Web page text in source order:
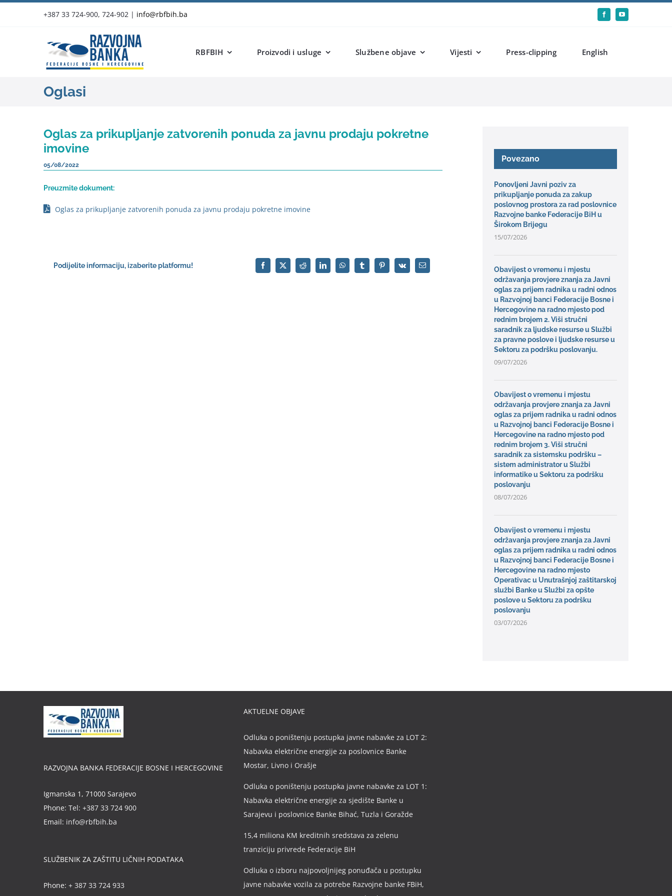
+387 33 724-900, 724-902 | info@rbfbih.ba
RBFBIH Proizvodi i usluge Službene objave Vijesti Press-clipping English
Oglasi
Oglas za prikupljanje zatvorenih ponuda za javnu prodaju pokretne
imovine
05/08/2022
Preuzmite dokument:
Oglas za prikupljanje zatvorenih ponuda za javnu prodaju pokretne imovine
Podijelite informaciju, izaberite platformu!
Povezano
Ponovljeni Javni poziv za
prikupljanje ponuda za zakup
poslovnog prostora za rad poslovnice
Razvojne banke Federacije BiH u
Širokom Brijegu
15/07/2026
Obavijest o vremenu i mjestu
održavanja provjere znanja za Javni
oglas za prijem radnika u radni odnos
u Razvojnoj banci Federacije Bosne i
Hercegovine na radno mjesto pod
rednim brojem 2. Viši stručni
saradnik za ljudske resurse u Službi
za pravne poslove i ljudske resurse u
Sektoru za podršku poslovanju.
09/07/2026
Obavijest o vremenu i mjestu
održavanja provjere znanja za Javni
oglas za prijem radnika u radni odnos
u Razvojnoj banci Federacije Bosne i
Hercegovine na radno mjesto pod
rednim brojem 3. Viši stručni
saradnik za sistemsku podršku –
sistem administrator u Službi
informatike u Sektoru za podršku
poslovanju
08/07/2026
Obavijest o vremenu i mjestu
održavanja provjere znanja za Javni
oglas za prijem radnika u radni odnos
u Razvojnoj banci Federacije Bosne i
Hercegovine na radno mjesto
Operativac u Unutrašnjoj zaštitarskoj
službi Banke u Službi za opšte
poslove u Sektoru za podršku
poslovanju
03/07/2026
RAZVOJNA BANKA FEDERACIJE BOSNE I HERCEGOVINE
Igmanska 1, 71000 Sarajevo
Phone: Tel: +387 33 724 900
Email: info@rbfbih.ba
SLUŽBENIK ZA ZAŠTITU LIČNIH PODATAKA
Phone: + 387 33 724 933
AKTUELNE OBJAVE
Odluka o poništenju postupka javne nabavke za LOT 2:
Nabavka električne energije za poslovnice Banke
Mostar, Livno i Orašje
Odluka o poništenju postupka javne nabavke za LOT 1:
Nabavka električne energije za sjedište Banke u
Sarajevu i poslovnice Banke Bihać, Tuzla i Goražde
15,4 miliona KM kreditnih sredstava za zelenu
tranziciju privrede Federacije BiH
Odluka o izboru najpovoljnijeg ponuđača u postupku
javne nabavke vozila za potrebe Razvojne banke FBiH,